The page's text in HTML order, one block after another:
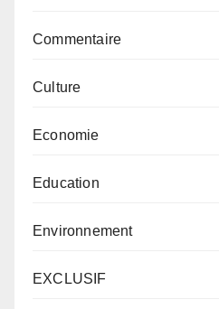
Commentaire
Culture
Economie
Education
Environnement
EXCLUSIF